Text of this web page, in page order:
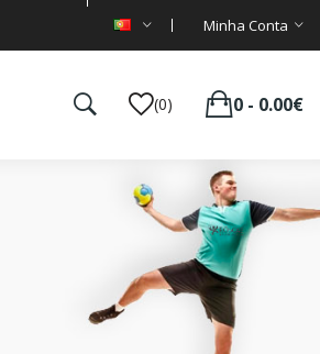
Minha Conta
(0) 0 - 0.00€